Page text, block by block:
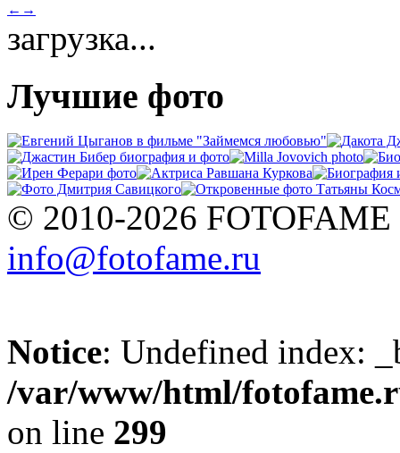
← →
загрузка...
Лучшие фото
© 2010-2026 FOTOFAME
info@fotofame.ru
Notice: Undefined index:
/var/www/html/
on line 299